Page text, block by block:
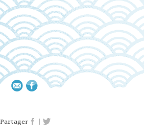
Partager |